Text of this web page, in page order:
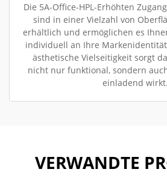
Die 5A-Office-HPL-Erhöhten
sind in einer Vielzahl von
erhältlich und ermöglichen es
individuell an Ihre
ästhetische Vielseitigkeit sorgt
nicht nur funktional, sondern
einladend wirkt.
VERWANDTE